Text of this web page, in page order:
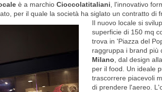
è a marchio Cioccolatitaliani, l'innovativo
per il quale la società ha siglato un contratto di
Il nuovo locale si
superficie di 150 mq
trova in 'Piazza del
raggruppa i brand più
Milano, dal design
per il food. Un ideale
trascorrere piacevoli
di prendere l'aereo.